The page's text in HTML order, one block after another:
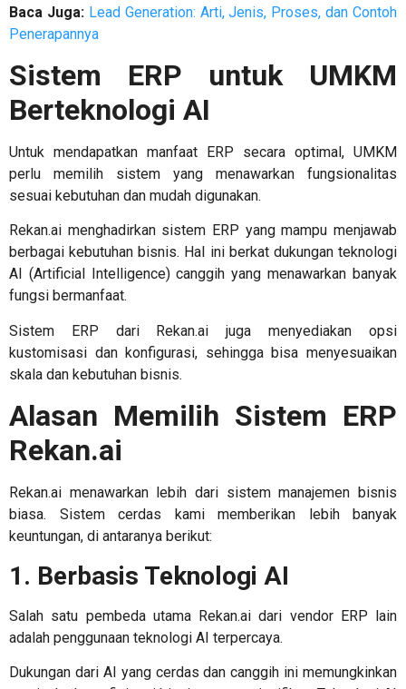
Baca Juga: Lead Generation: Arti, Jenis, Proses, dan Contoh
Penerapannya
Sistem ERP untuk UMKM
Berteknologi AI
Untuk mendapatkan manfaat ERP secara optimal, UMKM
perlu memilih sistem yang menawarkan fungsionalitas
sesuai kebutuhan dan mudah digunakan.
Rekan.ai menghadirkan sistem ERP yang mampu menjawab
berbagai kebutuhan bisnis. Hal ini berkat dukungan teknologi
AI (Artificial Intelligence) canggih yang menawarkan banyak
fungsi bermanfaat.
Sistem ERP dari Rekan.ai juga menyediakan opsi
kustomisasi dan konfigurasi, sehingga bisa menyesuaikan
skala dan kebutuhan bisnis.
Alasan Memilih Sistem ERP
Rekan.ai
Rekan.ai menawarkan lebih dari sistem manajemen bisnis
biasa. Sistem cerdas kami memberikan lebih banyak
keuntungan, di antaranya berikut:
1. Berbasis Teknologi AI
Salah satu pembeda utama Rekan.ai dari vendor ERP lain
adalah penggunaan teknologi AI terpercaya.
Dukungan dari AI yang cerdas dan canggih ini memungkinkan